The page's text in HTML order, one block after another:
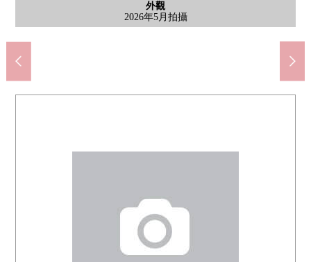
外觀
2026年5月拍攝
外觀
2026年5月拍攝
外觀
2026年5月拍攝
外觀
2026年5月拍攝
外觀
2026年5月拍攝
含有前面道路的外觀
2026年5月拍攝
含有前面道路的外觀
2026年5月拍攝
南浦和小學(約705m)
岸中學(約780m)
Yaoko maruhiro南浦和商店(約480m)
Coop南浦和商店(約480m)
神明圓公園(約165m)
一木公園(約260m)
按照7-Eleven南浦和文化商店(約380m)
丸廣百貨南浦和商店(約480m)
Welcia南浦和西口店(約520m)
浦和神明郵局(約560m)